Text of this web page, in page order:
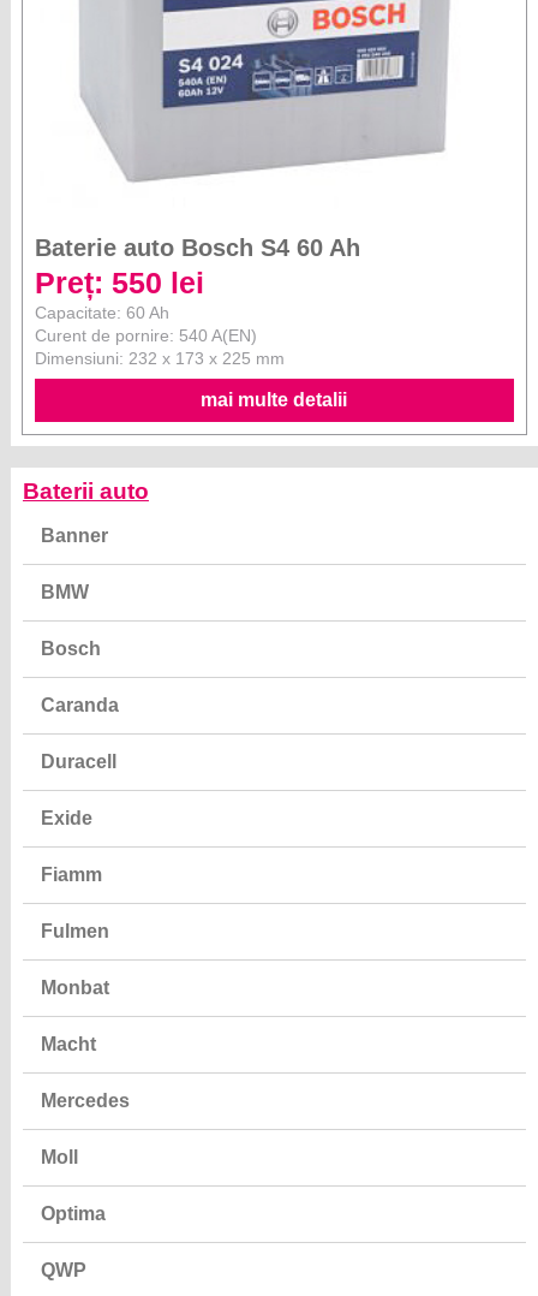
Baterie auto Bosch S4 60 Ah
Preț: 550 lei
Capacitate: 60 Ah
Curent de pornire: 540 A(EN)
Dimensiuni: 232 x 173 x 225 mm
mai multe detalii
Baterii auto
Banner
BMW
Bosch
Caranda
Duracell
Exide
Fiamm
Fulmen
Monbat
Macht
Mercedes
Moll
Optima
QWP